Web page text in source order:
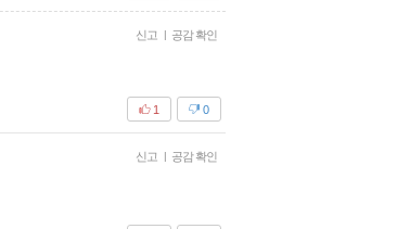
신고 | 공감 확인
0
1
신고 | 공감 확인